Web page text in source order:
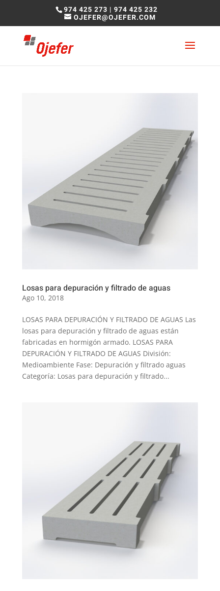
974 425 273 |974 425 232
OJEFER@OJEFER.COM
Losas para depuración y filtrado de aguas
Ago 10, 2018
LOSAS PARA DEPURACIÓN Y FILTRADO DE AGUAS Las
losas para depuración y filtrado de aguas están
fabricadas en hormigón armado. LOSAS PARA
DEPURACIÓN Y FILTRADO DE AGUAS División:
Medioambiente Fase: Depuración y filtrado aguas
Categoría: Losas para depuración y filtrado...